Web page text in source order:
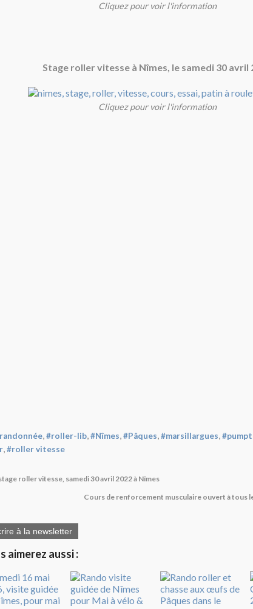
Cliquez pour voir l'information
Stage roller vitesse à Nîmes, le samedi 30 avril
Cliquez pour voir l'information
,#roller-lib,#Nîmes,#Pâques,#marsillargues,
,#roller vitesse
roller vitesse, samedi 30 avril 2022 à Nîmes
Cours de renforcement musculaire ouvert à tous
à la newsletter
aimerez aussi :